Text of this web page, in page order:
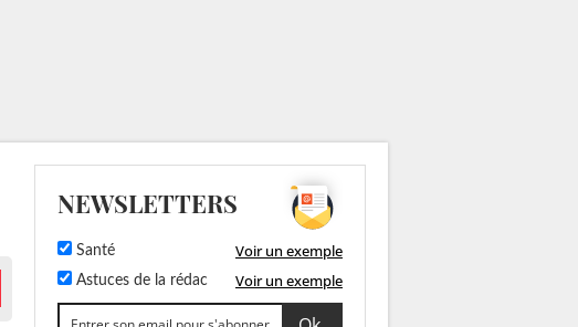
NEWSLETTERS
Santé Voir un exemple
Astuces de la rédac Voir un exemple